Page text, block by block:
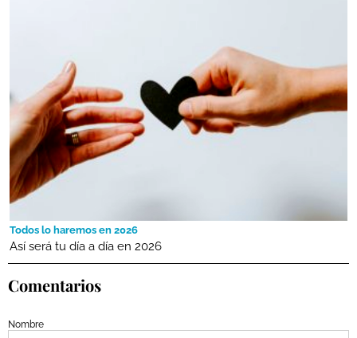
Todos lo haremos en 2026
Así será tu día a día en 2026
Comentarios
Nombre